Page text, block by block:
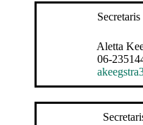
Secretaris
Aletta
06-